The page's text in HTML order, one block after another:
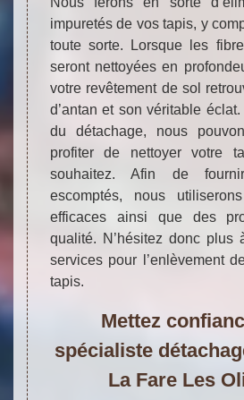
impuretés de vos tapis, y
toute sorte. Lorsque les
seront nettoyées en
votre revêtement de sol
d’antan et son véritable
du détachage, nous
profiter de nettoyer votre
souhaitez. Afin de
escomptés, nous
efficaces ainsi que des
qualité. N’hésitez donc plus
services pour l’enlèvement
tapis.
Mettez
spécialiste
La Fare Les